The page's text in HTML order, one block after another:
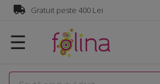
Gratuit peste 400 Lei
☰